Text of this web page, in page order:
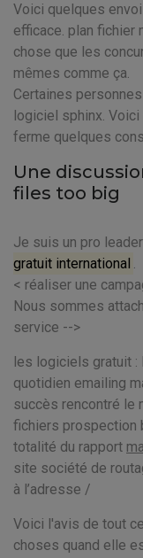
Voici quelques
efficace. plan fichier
chose que les
mêmes comme ça.
Certaines
logiciel sphinx.
ferme quelques
Une
files too big
Je suis un pro
gratuit international .
< réaliser une
Nous sommes
service -->
les logiciels gratuit :
quotidien emailing
succès rencontré le
fichiers prospection
totalité du rapport
site société de
à l’adresse /
Voici l'avis de tout
choses quand elle